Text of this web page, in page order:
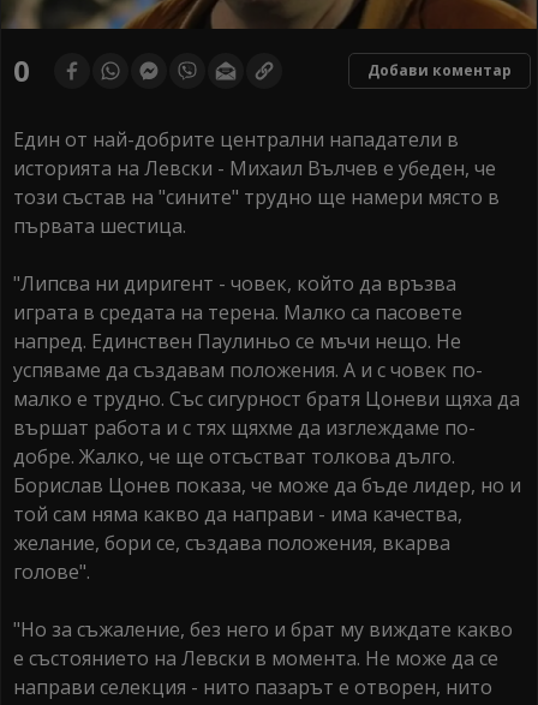
0 Добави коментар
Един от най-добрите централни нападатели в
историята на Левски - Михаил Вълчев е убеден, че
този състав на "сините" трудно ще намери място в
първата шестица.
"Липсва ни диригент - човек, който да връзва
играта в средата на терена. Малко са пасовете
напред. Единствен Паулиньо се мъчи нещо. Не
успяваме да създавам положения. А и с човек по-
малко е трудно. Със сигурност братя Цоневи щяха да
вършат работа и с тях щяхме да изглеждаме по-
добре. Жалко, че ще отсъстват толкова дълго.
Борислав Цонев показа, че може да бъде лидер, но и
той сам няма какво да направи - има качества,
желание, бори се, създава положения, вкарва
голове".
"Но за съжаление, без него и брат му виждате какво
е състоянието на Левски в момента. Не може да се
направи селекция - нито пазарът е отворен, нито